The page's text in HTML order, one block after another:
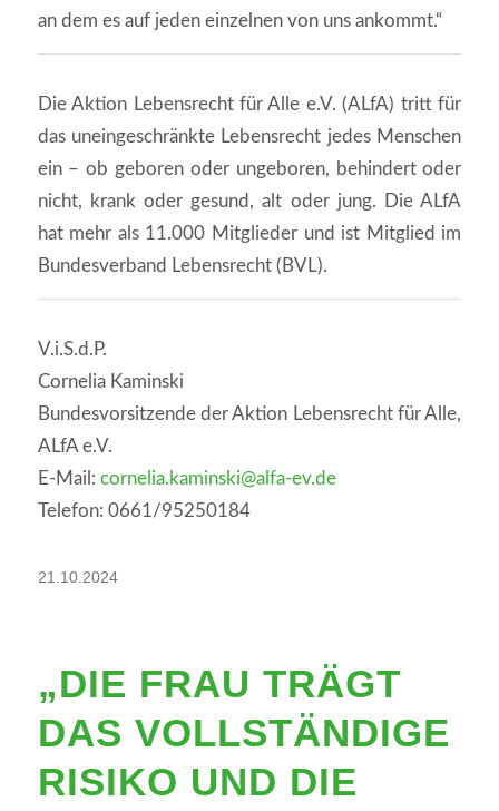
an dem es auf jeden einzelnen von uns ankommt.“
Die Aktion Lebensrecht für Alle e.V. (ALfA) tritt für
das uneingeschränkte Lebensrecht jedes Menschen
ein – ob geboren oder ungeboren, behindert oder
nicht, krank oder gesund, alt oder jung. Die ALfA
hat mehr als 11.000 Mitglieder und ist Mitglied im
Bundesverband Lebensrecht (BVL).
V.i.S.d.P.
Cornelia Kaminski
Bundesvorsitzende der Aktion Lebensrecht für Alle,
ALfA e.V.
E-Mail: cornelia.kaminski@alfa-ev.de
Telefon: 0661/95250184
21.10.2024
„DIE FRAU TRÄGT
DAS VOLLSTÄNDIGE
RISIKO UND DIE